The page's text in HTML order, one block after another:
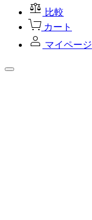
比較
カート
マイページ